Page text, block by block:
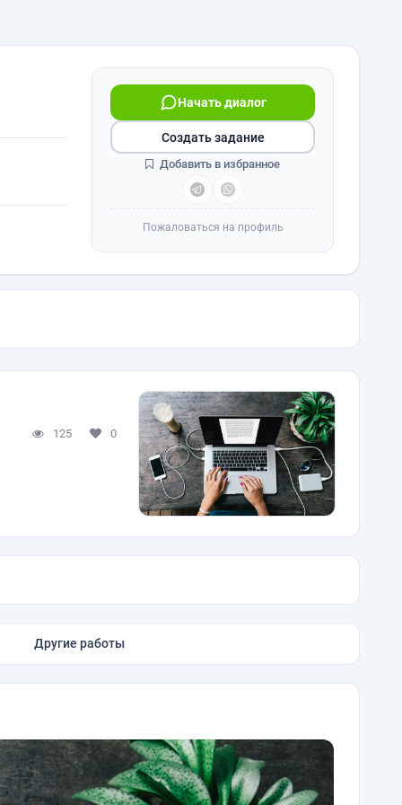
Начать диалог
Создать задание
Добавить в избранное
Пожаловаться на профиль
125 0
Другие работы